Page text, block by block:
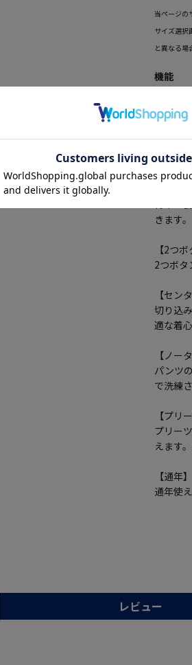
当ページの
サイズ選択
と異なる場
機能
上下と
【防シ
防シワ
背中
きます。
【2つボ
2つボタ
【セン
切り込
適な着
【ノー
パンツ
で洗練
【プリ
プリー
えます
【通年】
通年使
レビュー